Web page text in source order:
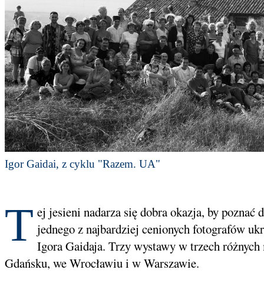
Igor Gaidai, z cyklu "Razem. UA"
T ej jesieni nadarza się dobra okazja, by poznać
jednego z najbardziej cenionych fotografów
Igora Gaidaja. Trzy wystawy w trzech
Gdańsku, we Wrocławiu i w Warszawie.